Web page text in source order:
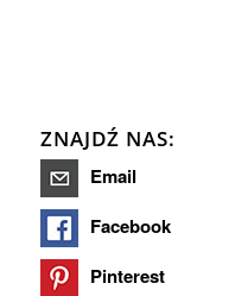
ZNAJDŹ NAS:
Email
Facebook
Pinterest